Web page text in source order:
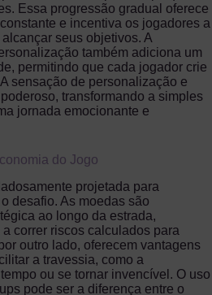
Essa progressão gradual oferece
e incentiva os jogadores a
seus objetivos. A
também adiciona um
permitindo que cada jogador crie
sensação de personalização e
transformando a simples
jornada emocionante e
do Jogo
projetada para
desafio. As moedas são
ao longo da estrada,
correr riscos calculados para
outro lado, oferecem vantagens
a travessia, como a
ou se tornar invencível. O uso
pode ser a diferença entre o